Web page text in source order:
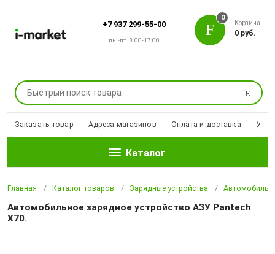
+7 937 299-55-00
пн.-пт. 8:00-17:00
Поиск
0
Корзина
0 руб.
Заказать товар Адреса магазинов Оплата и доставка
Каталог
Главная Каталог товаров Зарядные устройства
Автомобильное зарядное устройство АЗУ Pantech
X70.